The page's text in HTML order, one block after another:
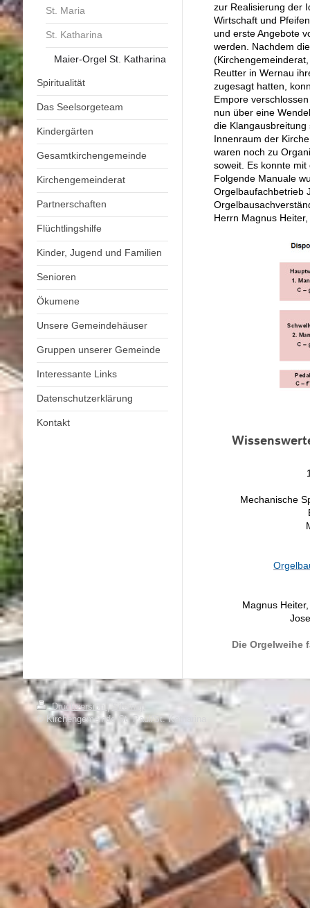
St. Maria
St. Katharina
Maier-Orgel St. Katharina
Spiritualität
Das Seelsorgeteam
Kindergärten
Gesamtkirchengemeinde
Kirchengemeinderat
Partnerschaften
Flüchtlingshilfe
Kinder, Jugend und Familien
Senioren
Ökumene
Unsere Gemeindehäuser
Gruppen unserer Gemeinde
Interessante Links
Datenschutzerklärung
Kontakt
zur Realisierung der
Wirtschaft und
und erste Angebote
werden. Nachdem
Reutter in Wernau
zugesagt hatten,
Empore
nun über eine
die
Innenraum der
waren noch zu
soweit. Es konnte
Folgende Manuale
Orgelbaufachbetrieb
Herrn Magnus
Mechanische
Magnus
Die Orgelweihe
Druckversion
Sitemap
© Kirchengemeinde St. Paul/St. Katharina